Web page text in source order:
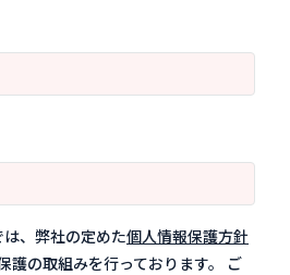
、弊社の定めた個人情報保護方針
護の取組みを行っております。 ご